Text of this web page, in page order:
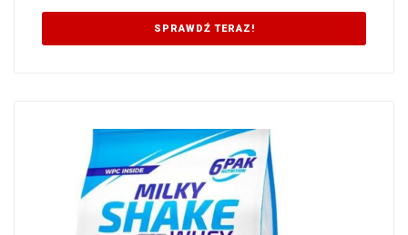
SPRAWDŹ TERAZ!